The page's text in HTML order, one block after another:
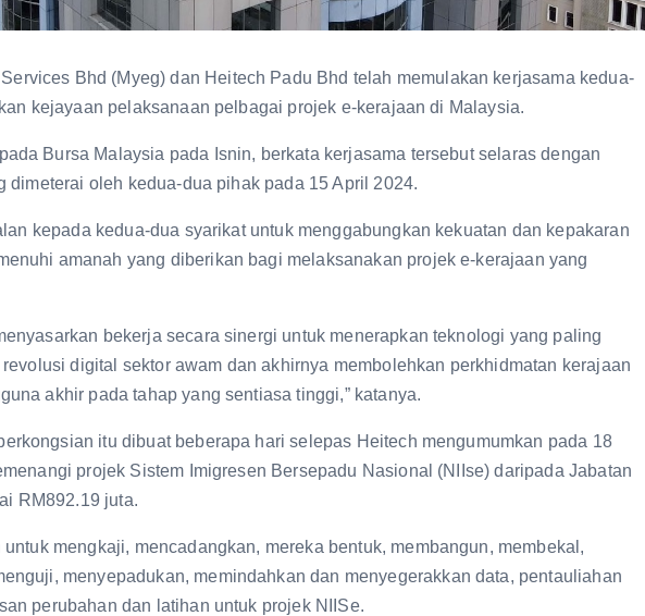
Bhd (Myeg) dan Heitech Padu Bhd telah memulakan kerjasama kedua-
kejayaan pelaksanaan pelbagai projek e-kerajaan di Malaysia.
Bursa Malaysia pada Isnin, berkata kerjasama tersebut selaras dengan
dimeterai oleh kedua-dua pihak pada 15 April 2024.
kepada kedua-dua syarikat untuk menggabungkan kekuatan dan kepakaran
amanah yang diberikan bagi melaksanakan projek e-kerajaan yang
bekerja secara sinergi untuk menerapkan teknologi yang paling
digital sektor awam dan akhirnya membolehkan perkhidmatan kerajaan
akhir pada tahap yang sentiasa tinggi,” katanya.
itu dibuat beberapa hari selepas Heitech mengumumkan pada 18
projek Sistem Imigresen Bersepadu Nasional (NIIse) daripada Jabatan
RM892.19 juta.
mengkaji, mencadangkan, mereka bentuk, membangun, membekal,
menyepadukan, memindahkan dan menyegerakkan data, pentauliahan
perubahan dan latihan untuk projek NIISe.